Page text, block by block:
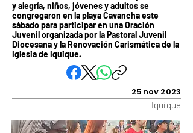
y alegría, niños, jóvenes y adultos se
congregaron en la playa Cavancha este
sábado para participar en una Oración
Juvenil organizada por la Pastoral Juvenil
Diocesana y la Renovación Carismática de la
Iglesia de Iquique.
25 nov 2023
Iquique